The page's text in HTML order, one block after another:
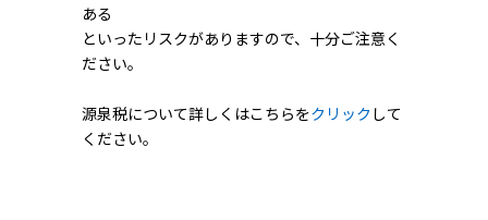
ある
といったリスクがありますので、十分ご注意く
ださい。
源泉税について詳しくはこちらをクリック して
ください。